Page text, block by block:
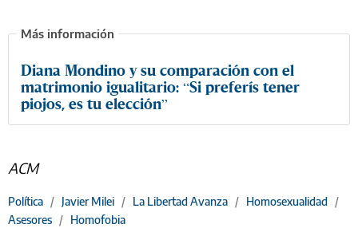
Diana Mondino y su comparación con el
matrimonio igualitario: “Si preferís tener
piojos, es tu elección”
ACM
Política / Javier Milei / La Libertad Avanza / Homosexualidad /
Asesores / Homofobia